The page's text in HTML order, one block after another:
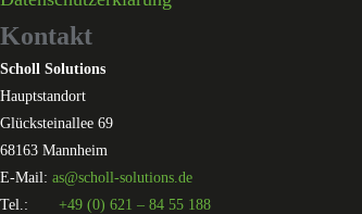
Kontakt
Scholl Solutions
Hauptstandort
Glücksteinallee 69
68163 Mannheim
E-Mail: as@scholl-solutions.de
Tel.: +49 (0) 621 – 84 55 188